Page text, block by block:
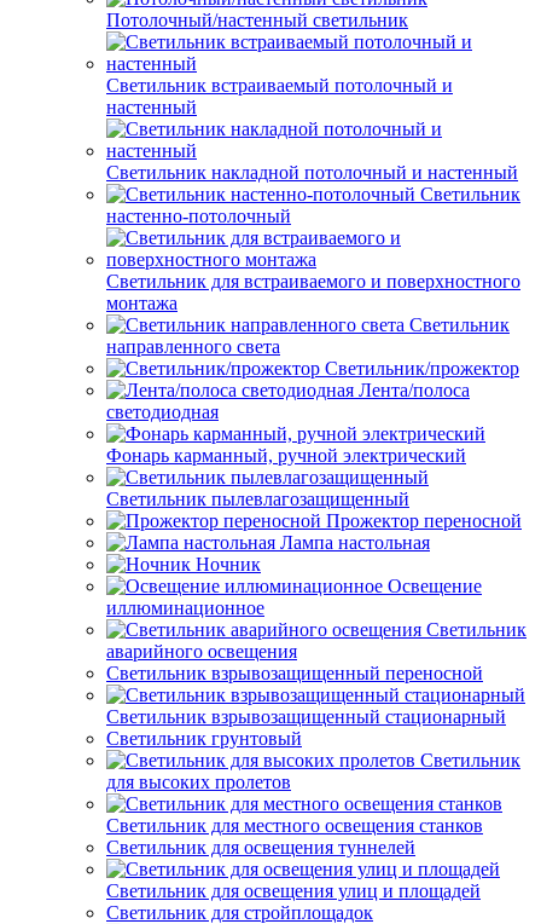
Потолочный/настенный светильник
Светильник встраиваемый потолочный и
настенный
Светильник накладной потолочный и настенный
Светильник
настенно-потолочный
Светильник для встраиваемого и поверхностного
монтажа
Светильник
направленного света
Светильник/прожектор
Лента/полоса
светодиодная
Фонарь карманный, ручной электрический
Светильник пылевлагозащищенный
Прожектор переносной
Лампа настольная
Ночник
Освещение
иллюминационное
Светильник
аварийного освещения
Светильник взрывозащищенный переносной
Светильник взрывозащищенный стационарный
Светильник грунтовый
Светильник
для высоких пролетов
Светильник для местного освещения станков
Светильник для освещения туннелей
Светильник для освещения улиц и площадей
Светильник для стройплощадок